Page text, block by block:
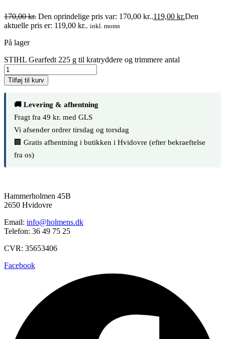
170,00kr. Den oprindelige pris var: 170,00 kr..119,00 kr.Den
aktuelle pris er: 119,00 kr.. inkl. moms
På lager
STIHL Gearfedt 225 g til kratryddere og trimmere antal
Tilføj til kurv
🚚 Levering & afhentning
Fragt fra 49 kr. med GLS
Vi afsender ordrer tirsdag og torsdag
🏢 Gratis afhentning i butikken i Hvidovre (efter bekraeftelse
fra os)
Hammerholmen 45B
2650 Hvidovre
Email: info@holmens.dk
Telefon: 36 49 75 25
CVR: 35653406
Facebook